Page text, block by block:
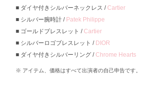
ダイヤ付きシルバーネックレス /Cartier
シルバー腕時計 / Patek Philippe
ゴールドブレスレット /Cartier
シルバーロゴブレスレット / DIOR
ダイヤ付きシルバーリング /Chrome Hearts
アイテム、価格はすべて出演者の自己申告です。